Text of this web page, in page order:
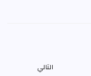
التالي